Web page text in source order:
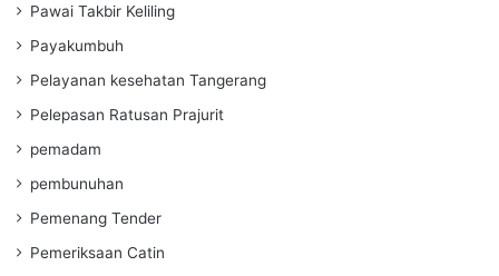
Pawai Takbir Keliling
Payakumbuh
Pelayanan kesehatan Tangerang
Pelepasan Ratusan Prajurit
pemadam
pembunuhan
Pemenang Tender
Pemeriksaan Catin